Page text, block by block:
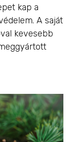
kap a
A saját
kevesebb